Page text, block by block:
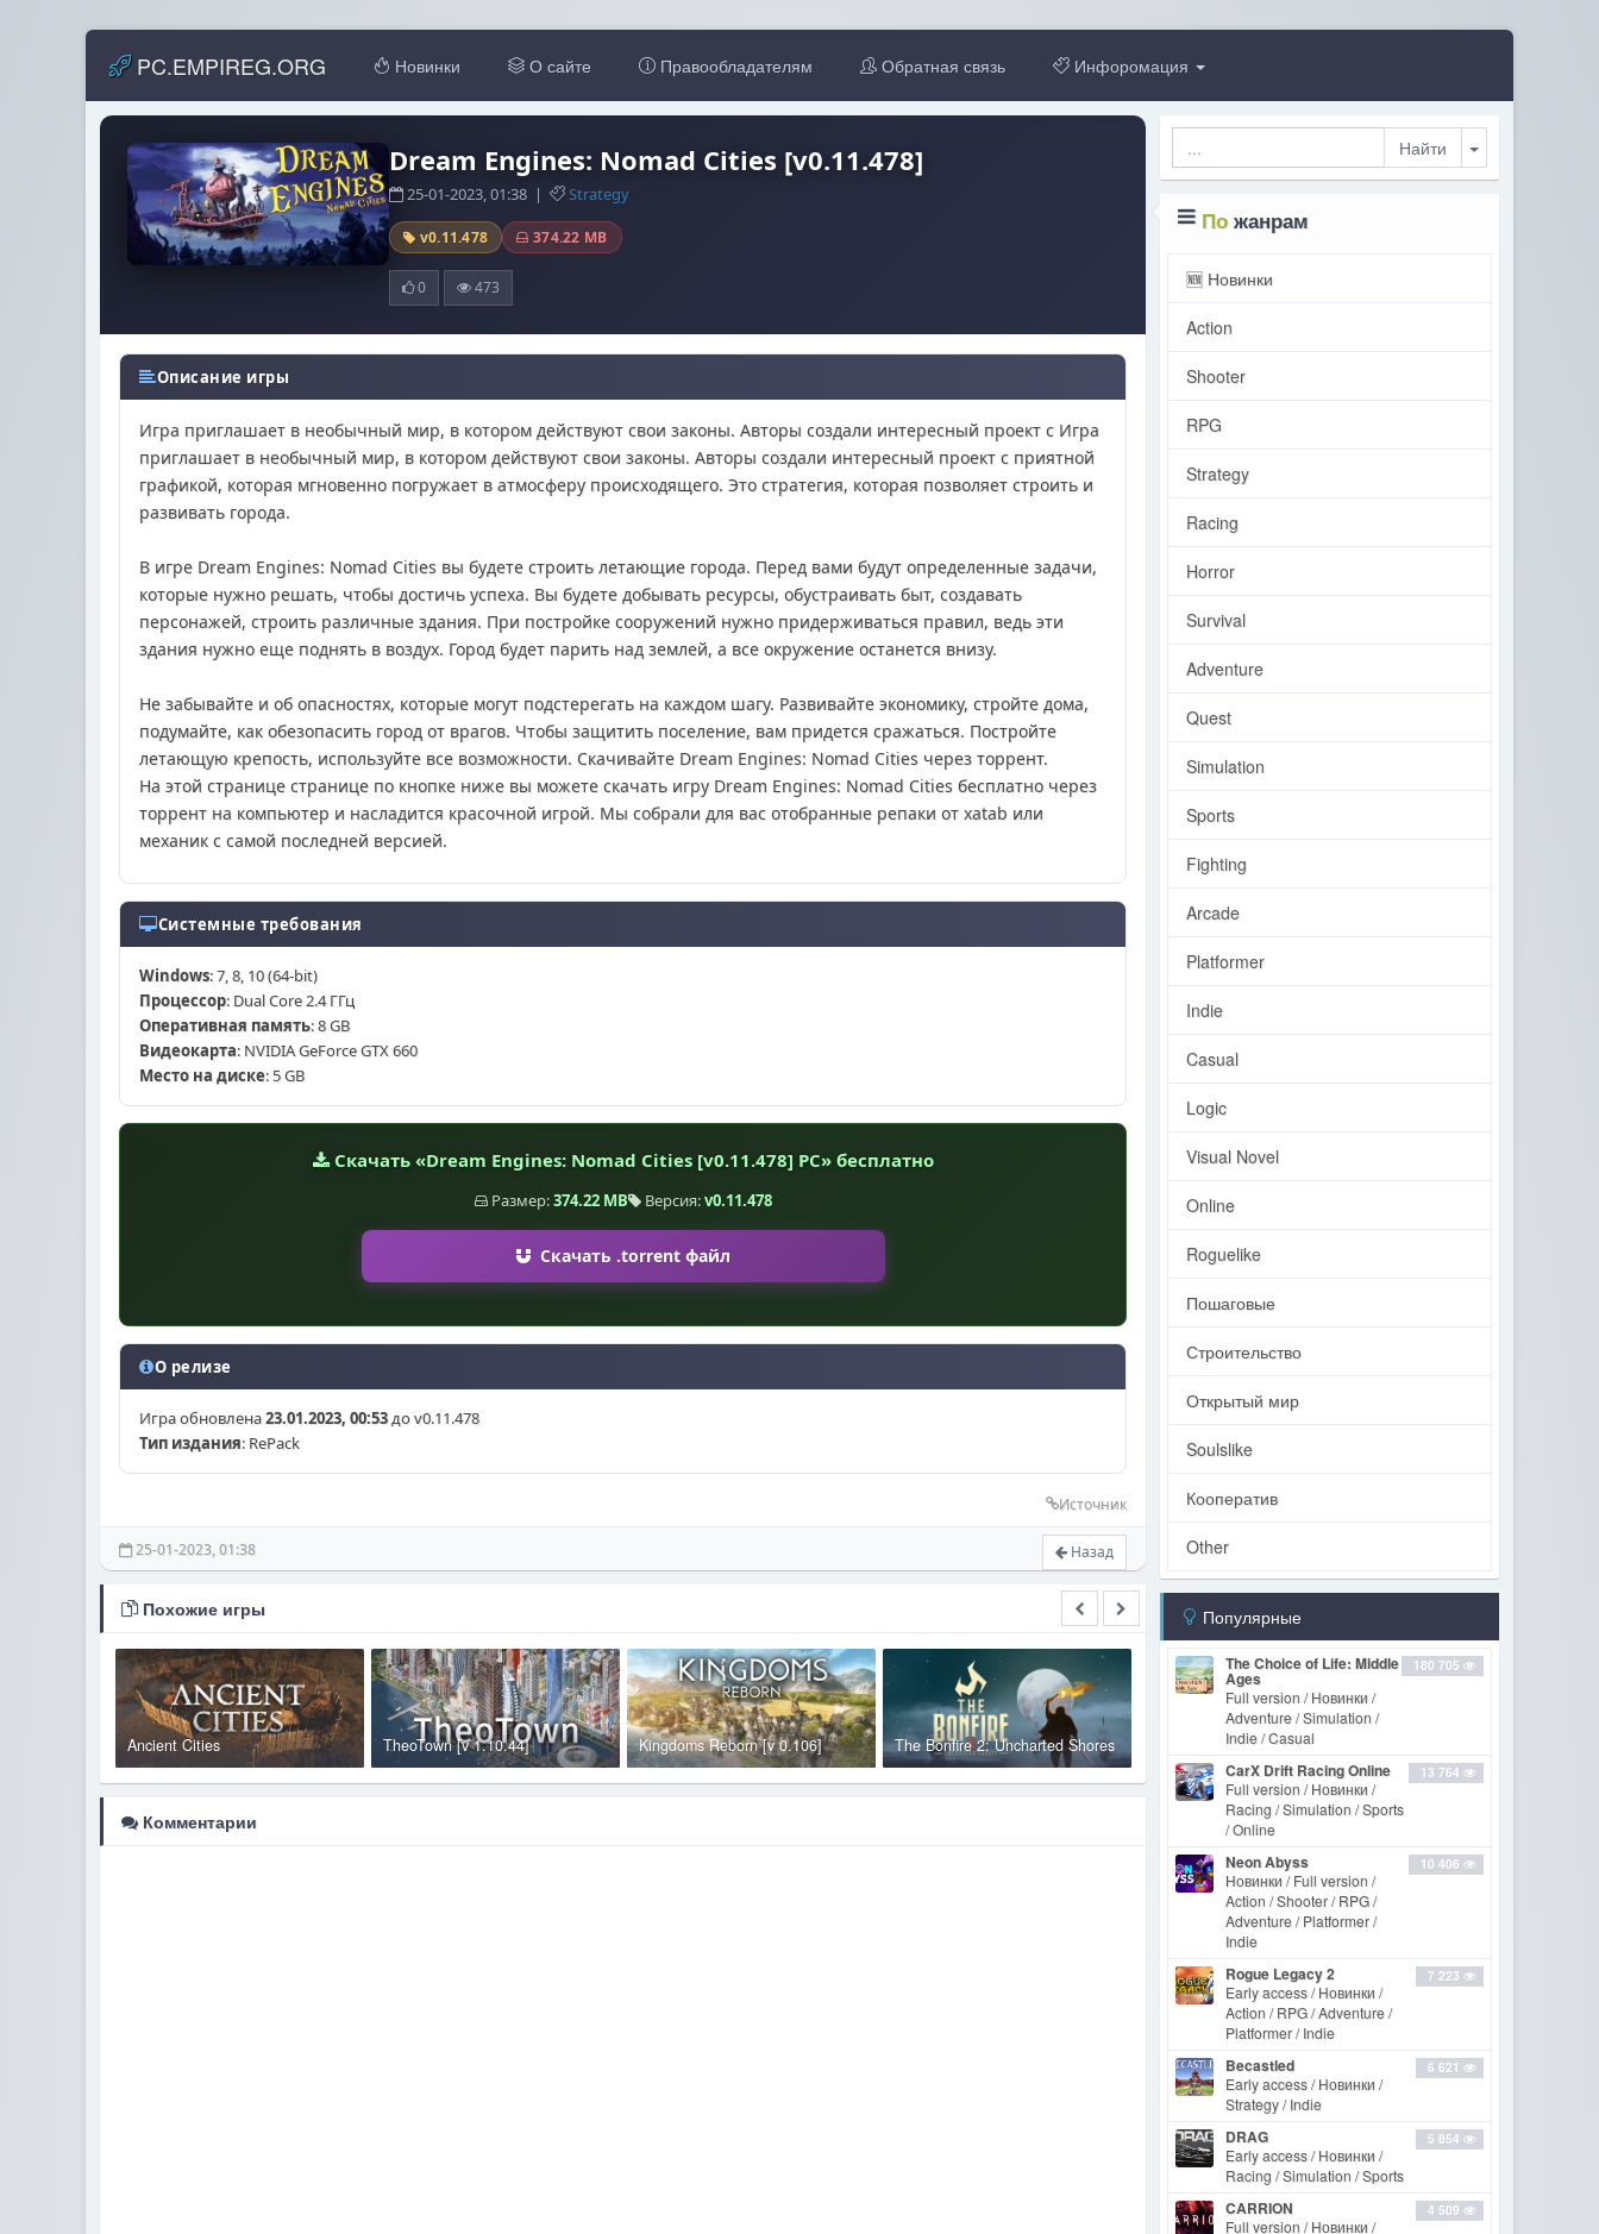
PC.EMPIREG.ORG Новинки О сайте Правообладателям Обратная связь Инфоромация
Dream Engines: Nomad Cities [v0.11.478]
25-01-2023, 01:38 | Strategy
v0.11.478 374.22 MB
0 473
Описание игры
Игра приглашает в необычный мир, в котором действуют свои законы. Авторы создали интересный проект с Игра
приглашает в необычный мир, в котором действуют свои законы. Авторы создали интересный проект с приятной
графикой, которая мгновенно погружает в атмосферу происходящего. Это стратегия, которая позволяет строить и
развивать города.
В игре Dream Engines: Nomad Cities вы будете строить летающие города. Перед вами будут определенные задачи,
которые нужно решать, чтобы достичь успеха. Вы будете добывать ресурсы, обустраивать быт, создавать
персонажей, строить различные здания. При постройке сооружений нужно придерживаться правил, ведь эти
здания нужно еще поднять в воздух. Город будет парить над землей, а все окружение останется внизу.
Не забывайте и об опасностях, которые могут подстерегать на каждом шагу. Развивайте экономику, стройте дома,
подумайте, как обезопасить город от врагов. Чтобы защитить поселение, вам придется сражаться. Постройте
летающую крепость, используйте все возможности. Скачивайте Dream Engines: Nomad Cities через торрент.
На этой странице странице по кнопке ниже вы можете скачать игру Dream Engines: Nomad Cities бесплатно через
торрент на компьютер и насладится красочной игрой. Мы собрали для вас отобранные репаки от xatab или
механик с самой последней версией.
Системные требования
Windows: 7, 8, 10 (64-bit)
Процессор: Dual Core 2.4 ГГц
Оперативная память: 8 GB
Видеокарта: NVIDIA GeForce GTX 660
Место на диске: 5 GB
Скачать «Dream Engines: Nomad Cities [v0.11.478] PC» бесплатно
Размер:374.22 MB Версия:v0.11.478
Скачать .torrent файл
О релизе
Игра обновлена23.01.2023, 00:53до v0.11.478
Тип издания: RePack
Источник
Назад
25-01-2023, 01:38
Похожие игры
Ancient Cities TheoTown [v 1.10.44] Kingdoms Reborn [v 0.106] The Bonfire 2: Uncharted Shores
Комментарии
Toggle
По жанрам
🆕 Новинки
Action
Shooter
RPG
Strategy
Racing
Horror
Survival
Adventure
Quest
Simulation
Sports
Fighting
Arcade
Platformer
Indie
Casual
Logic
Visual Novel
Online
Roguelike
Пошаговые
Строительство
Открытый мир
Soulslike
Кооператив
Other
Популярные
180 705
The Choice of Life: Middle
Ages
Full version / Новинки /
Adventure / Simulation /
Indie / Casual
13 764
CarX Drift Racing Online
Full version / Новинки /
Racing / Simulation / Sports
/ Online
10 406
Neon Abyss
Новинки / Full version /
Action / Shooter / RPG /
Adventure / Platformer /
Indie
7 223
Rogue Legacy 2
Early access / Новинки /
Action / RPG / Adventure /
Platformer / Indie
6 621
Becastled
Early access / Новинки /
Strategy / Indie
5 854
DRAG
Early access / Новинки /
Racing / Simulation / Sports
4 509
CARRION
Full version / Новинки /